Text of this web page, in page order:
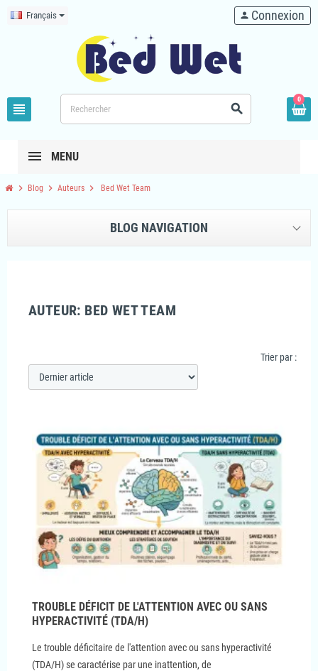
Français
view_headline search
person Connexion
0
MENU
chevron_right Blog chevron_right Auteurs chevron_right Bed Wet Team
BLOG NAVIGATION
AUTEUR: BED WET TEAM
Trier par :
TROUBLE DÉFICIT DE L'ATTENTION AVEC OU SANS
HYPERACTIVITÉ (TDA/H)
Le trouble déficitaire de l'attention avec ou sans hyperactivité
(TDA/H) se caractérise par une inattention, de